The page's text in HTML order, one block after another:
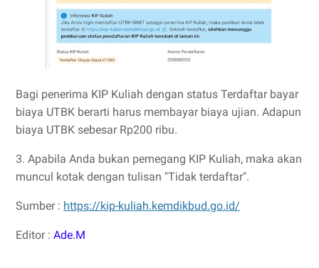
Bagi penerima KIP Kuliah dengan status Terdaftar bayar
biaya UTBK berarti harus membayar biaya ujian. Adapun
biaya UTBK sebesar Rp200 ribu.
3. Apabila Anda bukan pemegang KIP Kuliah, maka akan
muncul kotak dengan tulisan "Tidak terdaftar".
Sumber : https://kip-kuliah.kemdikbud.go.id/
Editor : Ade.M